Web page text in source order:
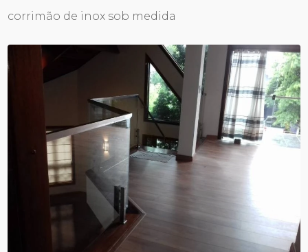
corrimão de inox sob medida